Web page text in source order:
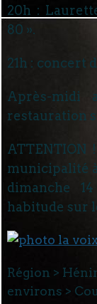
20h :
80 ».
21h : concert
Après-midi
restauration
ATTENTION
municipalité
dimanche
habitude sur
Région >
environs >